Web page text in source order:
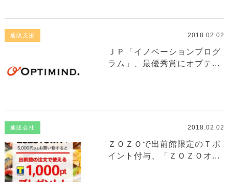
通販支援 2018.02.02
ＪＰ「イノベーションプログ
ラム」、最優秀賞にオプテ...
通販会社 2018.02.02
ＺＯＺＯで出前館限定のＴポ
イント付与、「ＺＯＺＯオ...